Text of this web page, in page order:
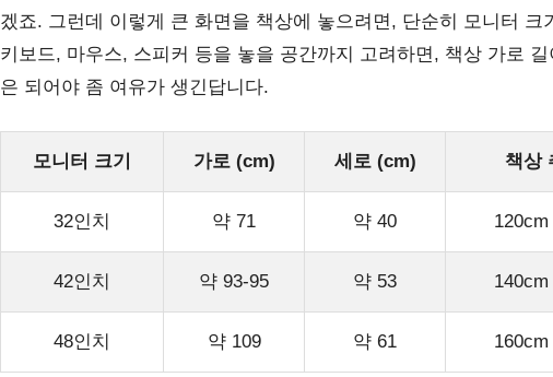
겠죠. 그런데 이렇게 큰 화면을 책상에 놓으려면, 단순히 모니터 크
키보드, 마우스, 스피커 등을 놓을 공간까지 고려하면, 책상 가로
은 되어야 좀 여유가 생긴답니다.
모니터 크기 가로 (cm) 세로 (cm) 책상
32인치 약 71 약 40
42인치 약 93-95 약 53
48인치 약 109 약 61